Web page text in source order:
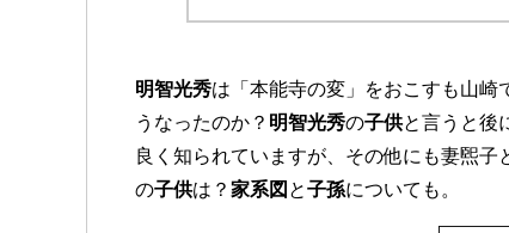
明智光秀は「本能寺の変」をおこすも山崎
うなったのか？ 明智光秀の子供と言うと後
良く知られていますが、その他にも妻煕子
の子供は？ 家系図 と子孫についても。